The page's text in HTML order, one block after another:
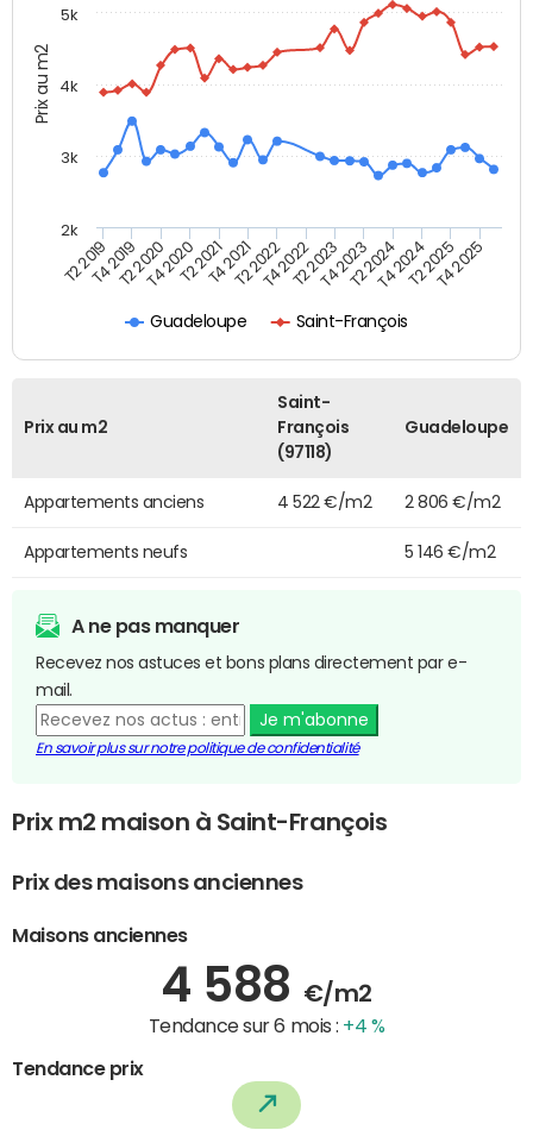
Prix au m2
Guadeloupe Saint-François
T2 2019T4 2019T2 2020T4 2020T2 2021T4 2021T2 2022T4 2022T2 2023T4 2023T2 2024T4 2024T2 2025T4 2025
3k
4k
5k
2k
Prix au m2
Saint-
François
(97118)
Guadeloupe
Appartements anciens 4 522 €/m2 2 806 €/m2
Appartements neufs 5 146 €/m2
A ne pas manquer
Recevez nos astuces et bons plans directement par e-
mail.
Je m'abonne
En savoir plus sur notre politique de confidentialité
Prix m2 maison à Saint-François
Prix des maisons anciennes
Maisons anciennes
4 588 €/m2
Tendance sur 6 mois : +4 %
Tendance prix